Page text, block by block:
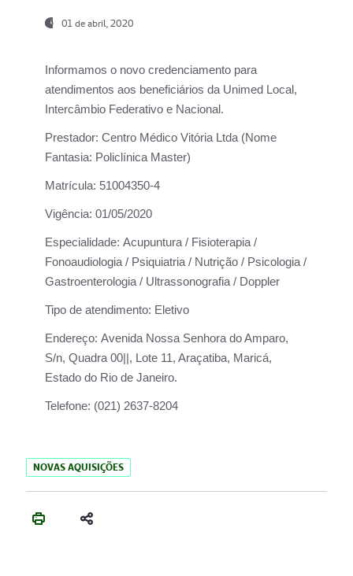
01 de abril, 2020
Informamos o novo credenciamento para
atendimentos aos beneficiários da Unimed Local,
Intercâmbio Federativo e Nacional.
Prestador: Centro Médico Vitória Ltda (Nome
Fantasia: Policlínica Master)
Matrícula: 51004350-4
Vigência: 01/05/2020
Especialidade: Acupuntura / Fisioterapia /
Fonoaudiologia / Psiquiatria / Nutrição / Psicologia /
Gastroenterologia / Ultrassonografia / Doppler
Tipo de atendimento: Eletivo
Endereço: Avenida Nossa Senhora do Amparo,
S/n, Quadra 00||, Lote 11, Araçatiba, Maricá,
Estado do Rio de Janeiro.
Telefone: (021) 2637-8204
NOVAS AQUISIÇÕES